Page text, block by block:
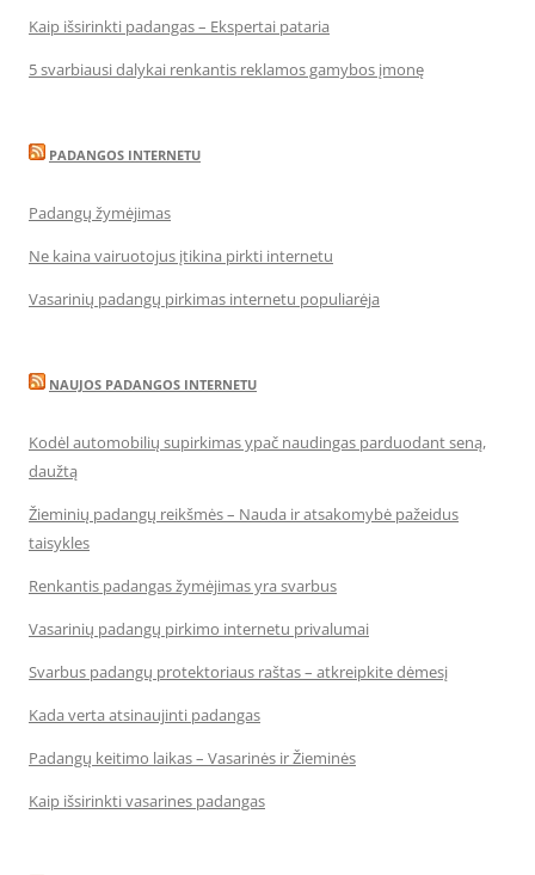
Kaip išsirinkti padangas – Ekspertai pataria
5 svarbiausi dalykai renkantis reklamos gamybos įmonę
PADANGOS INTERNETU
Padangų žymėjimas
Ne kaina vairuotojus įtikina pirkti internetu
Vasarinių padangų pirkimas internetu populiarėja
NAUJOS PADANGOS INTERNETU
Kodėl automobilių supirkimas ypač naudingas parduodant seną,
daužtą
Žieminių padangų reikšmės – Nauda ir atsakomybė pažeidus
taisykles
Renkantis padangas žymėjimas yra svarbus
Vasarinių padangų pirkimo internetu privalumai
Svarbus padangų protektoriaus raštas – atkreipkite dėmesį
Kada verta atsinaujinti padangas
Padangų keitimo laikas – Vasarinės ir Žieminės
Kaip išsirinkti vasarines padangas